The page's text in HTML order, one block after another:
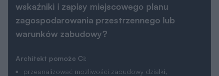
wskaźniki i zapisy miejscowego planu
zagospodarowania przestrzennego lub
warunków zabudowy?
Architekt pomoże Ci:
przeanalizować możliwości zabudowy działki,